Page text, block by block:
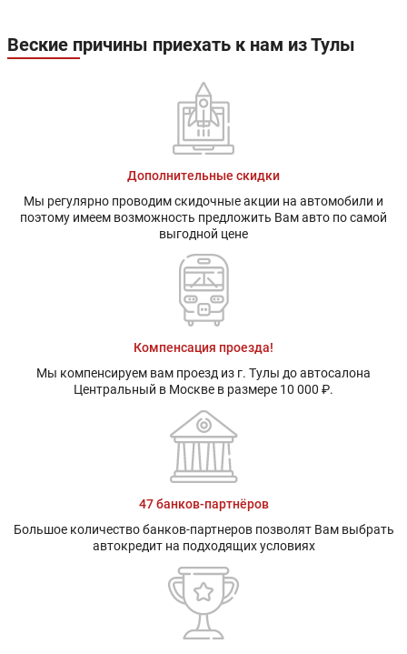
Веские причины приехать к нам из Тулы
Дополнительные скидки
Мы регулярно проводим скидочные акции на автомобили и
поэтому имеем возможность предложить Вам авто по самой
выгодной цене
Компенсация проезда!
Мы компенсируем вам проезд из г. Тулы до автосалона
Центральный в Москве в размере 10 000 ₽.
47 банков-партнёров
Большое количество банков-партнеров позволят Вам выбрать
автокредит на подходящих условиях